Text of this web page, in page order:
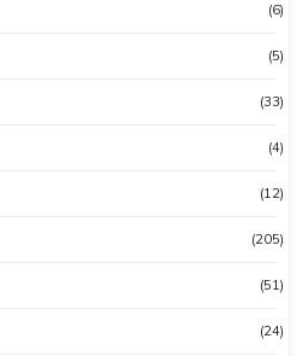
(6)
(5)
(33)
(4)
(12)
(205)
(51)
(24)